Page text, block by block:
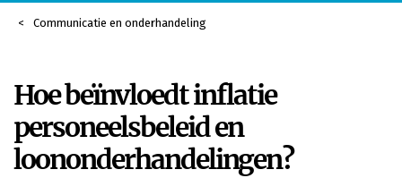
Communicatie en onderhandeling
Hoe beïnvloedt inflatie
personeelsbeleid en
loononderhandelingen?